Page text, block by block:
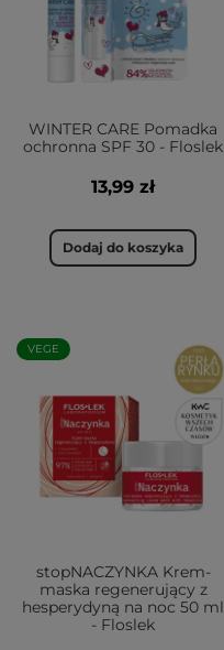
WINTER CARE Pomadka
ochronna SPF 30 - Floslek
13,99 zł
Dodaj do koszyka
VEGE
stopNACZYNKA Krem-
maska regenerujący z
hesperydyną na noc 50 ml
- Floslek